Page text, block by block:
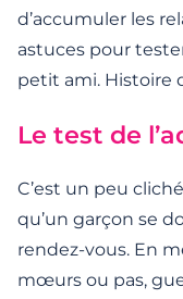
d’accumuler les
astuces pour
petit ami. Histoire
Le test de
C’est un peu
qu’un garçon se
rendez-vous. En
mœurs ou pas,